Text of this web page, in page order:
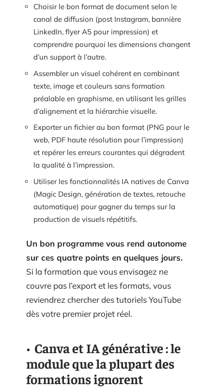
Choisir le bon format de document selon le
canal de diffusion (post Instagram, bannière
LinkedIn, flyer A5 pour impression) et
comprendre pourquoi les dimensions changent
d’un support à l’autre.
Assembler un visuel cohérent en combinant
texte, image et couleurs sans formation
préalable en graphisme, en utilisant les grilles
d’alignement et la hiérarchie visuelle.
Exporter un fichier au bon format (PNG pour le
web, PDF haute résolution pour l’impression)
et repérer les erreurs courantes qui dégradent
la qualité à l’impression.
Utiliser les fonctionnalités IA natives de Canva
(Magic Design, génération de textes, retouche
automatique) pour gagner du temps sur la
production de visuels répétitifs.
Un bon programme vous rend autonome
sur ces quatre points en quelques jours.
Si la formation que vous envisagez ne
couvre pas l’export et les formats, vous
reviendrez chercher des tutoriels YouTube
dès votre premier projet réel.
Canva et IA générative : le
module que la plupart des
formations ignorent